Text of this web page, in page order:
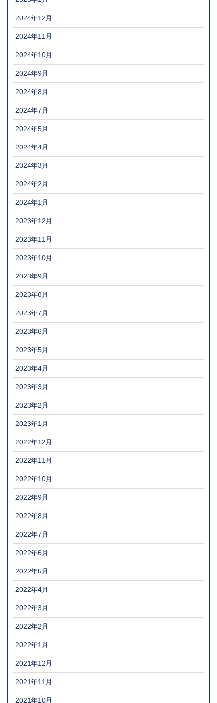
2024年12月
2024年11月
2024年10月
2024年9月
2024年8月
2024年7月
2024年5月
2024年4月
2024年3月
2024年2月
2024年1月
2023年12月
2023年11月
2023年10月
2023年9月
2023年8月
2023年7月
2023年6月
2023年5月
2023年4月
2023年3月
2023年2月
2023年1月
2022年12月
2022年11月
2022年10月
2022年9月
2022年8月
2022年7月
2022年6月
2022年5月
2022年4月
2022年3月
2022年2月
2022年1月
2021年12月
2021年11月
2021年10月